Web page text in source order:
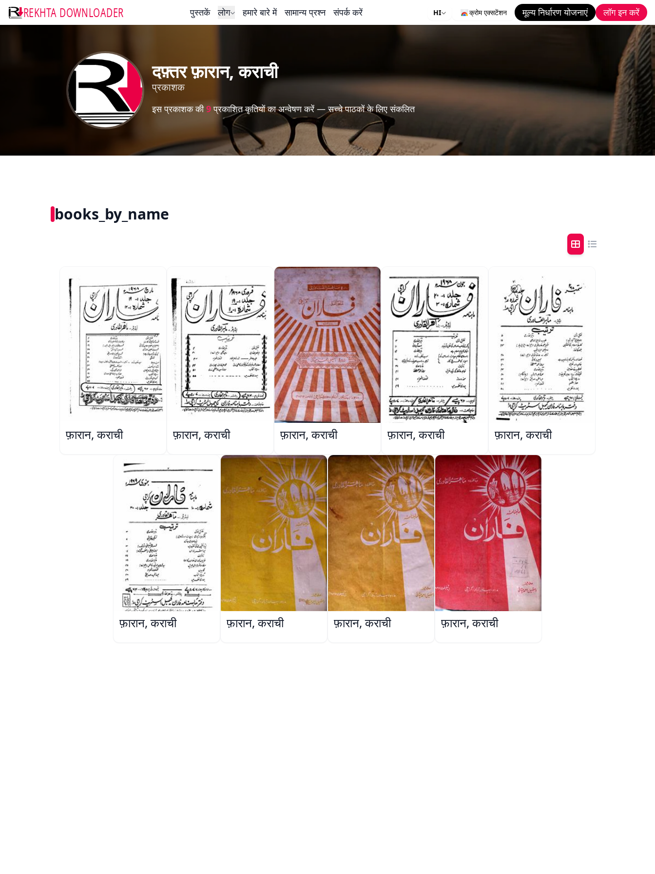
REKHTA DOWNLOADER पुस्तकें लोग हमारे बारे में सामान्य प्रश्न संपर्क करें HI क्रोम एक्सटेंशन मूल्य निर्धारण योजनाएं लॉग इन करें
दफ़्तर फ़ारान, कराची
प्रकाशक
इस प्रकाशक की9प्रकाशित कृतियों का अन्वेषण करें — सच्चे पाठकों के लिए संकलित
books_by_name
फ़ारान, कराची फ़ारान, कराची फ़ारान, कराची फ़ारान, कराची फ़ारान, कराची
फ़ारान, कराची फ़ारान, कराची फ़ारान, कराची फ़ारान, कराची